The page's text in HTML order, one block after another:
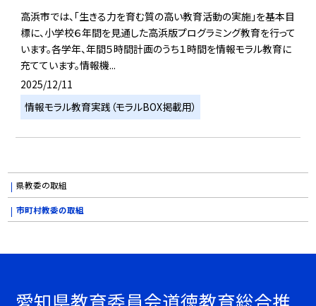
高浜市では、「生きる力を育む質の高い教育活動の実施」を基本目
標に、小学校６年間を見通した高浜版プログラミング教育を行って
います。各学年、年間５時間計画のうち１時間を情報モラル教育に
充てています。情報機...
2025/12/11
情報モラル教育実践（モラルBOX掲載用）
県教委の取組
市町村教委の取組